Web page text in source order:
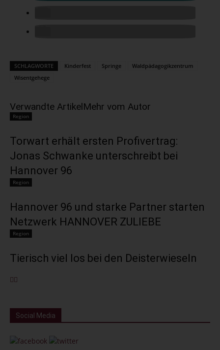
SCHLAGWORTE Kinderfest Springe
Waldpädagogikzentrum
Wisentgehege
Verwandte ArtikelMehr vom Autor
Region
Torwart erhält ersten Profivertrag:
Jonas Schwanke unterschreibt bei
Hannover 96
Region
Hannover 96 und starke Partner starten
Netzwerk HANNOVER ZULIEBE
Region
Tierisch viel los bei den Deisterwieseln
Social Media